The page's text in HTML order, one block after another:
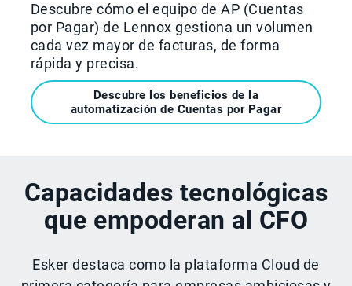
Descubre cómo el equipo de AP (Cuentas
por Pagar) de Lennox gestiona un volumen
cada vez mayor de facturas, de forma
rápida y precisa.
Descubre los beneficios de la
automatización de Cuentas por Pagar
Capacidades tecnológicas
que empoderan al CFO
Esker destaca como la plataforma Cloud de